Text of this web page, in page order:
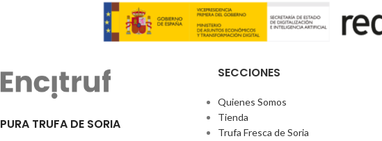
PURA TRUFA DE SORIA
SECCIONES
Quienes Somos
Tienda
Trufa Fresca de Soria